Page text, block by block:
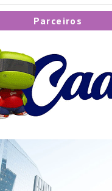
Parceiros